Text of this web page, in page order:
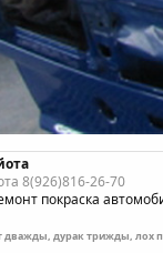
8(926)816-26-70
покраска
дважды, дурак трижды, лох